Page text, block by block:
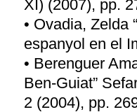
XI) (2007), pp.
• Ovadia, Zelda
espanyol en el
• Berenguer
Ben-Guiat”
2 (2004), pp.